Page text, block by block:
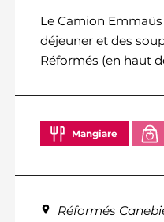
Le Camion
déjeuner et des
Réformés (en haut
Mangiare
Réformés